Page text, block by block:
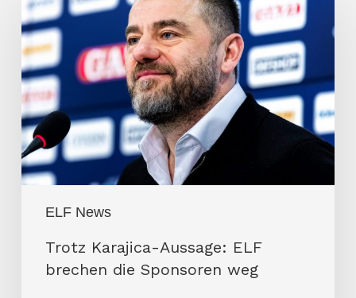
ELF News
Karajica-
Aussage:
ELF
brechen
die
Sponsoren
weg
Trotz Karajica-Aussage: ELF
brechen die Sponsoren weg